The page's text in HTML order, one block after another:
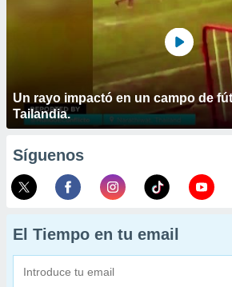
Un rayo impactó en un campo de
Tailandia.
Síguenos
El Tiempo en tu email